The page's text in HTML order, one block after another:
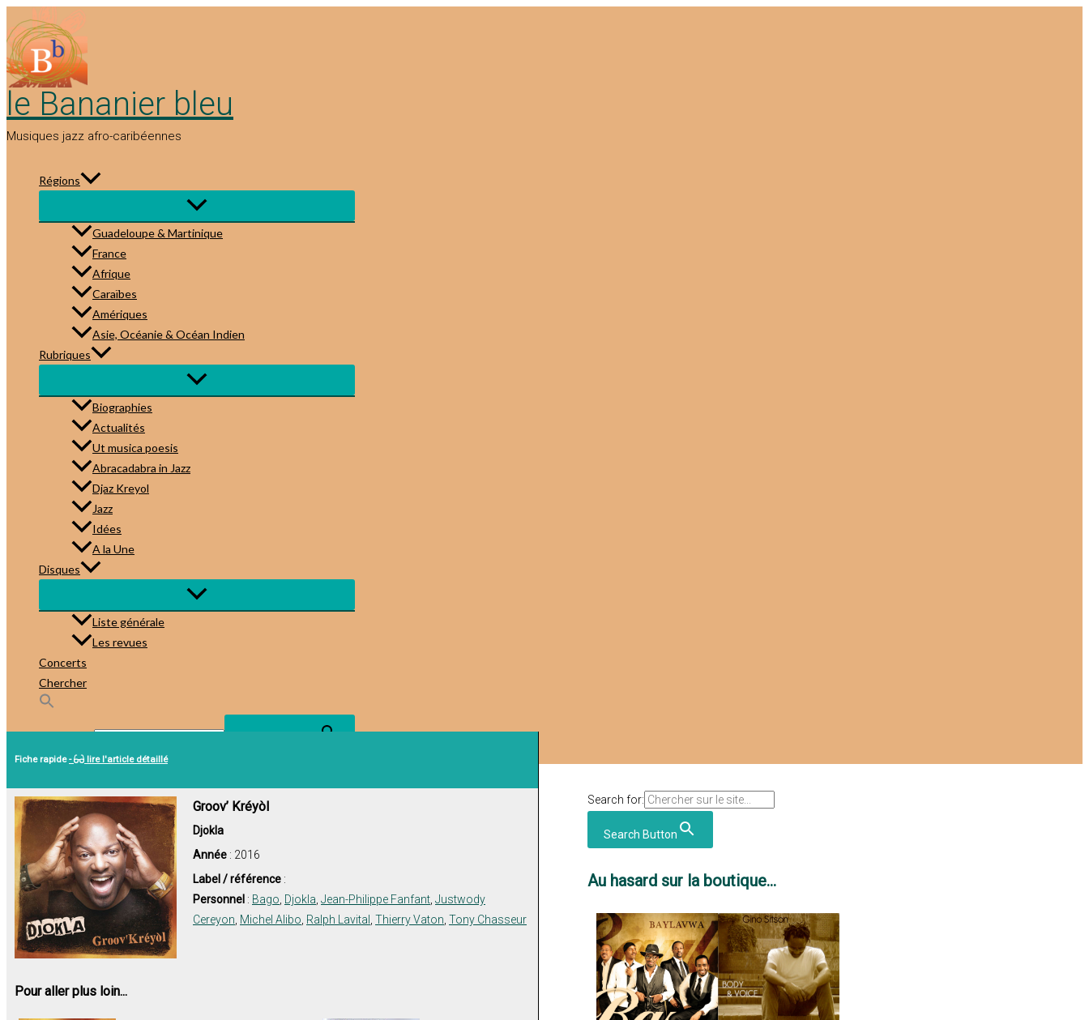
au
contenu
le Bananier bleu
Musiques jazz afro-caribéennes
Régions
Guadeloupe & Martinique
France
Afrique
Caraïbes
Amériques
Asie, Océanie & Océan Indien
Rubriques
Biographies
Actualités
Ut musica poesis
Abracadabra in Jazz
Djaz Kreyol
Jazz
Idées
A la Une
Disques
Liste générale
Les revues
Concerts
Chercher
Search Button
Fiche rapide- lire l'article détaillé
Groov’ Kréyòl
Djokla
Année : 2016
Label / référence :
Personnel : Bago Djokla Jean-Philippe Fanfant Justwody
Cereyon Michel Alibo Ralph Lavital Thierry Vaton Tony Chasseur
Pour aller plus loin...
Search for:
Search Button
Au hasard sur la boutique...